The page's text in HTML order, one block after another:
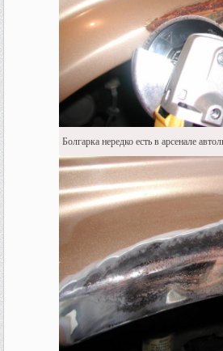
Болгарка нередко есть в арсенале